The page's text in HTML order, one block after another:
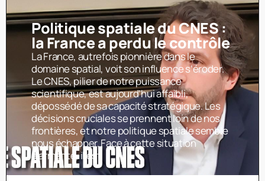
Politique spatiale du CNES :
la France a perdu le contrôle
La France, autrefois pionnière dans le
domaine spatial, voit son influence s’éroder.
Le CNES, pilier de notre puissance
scientifique, est aujourd’hui affaibli,
dépossédé de sa capacité stratégique. Les
décisions cruciales se prennent loin de nos
frontières, et notre politique spatiale semble
nous échapper. Face à cette situation
alarmante, il est